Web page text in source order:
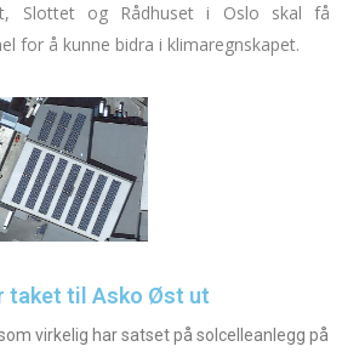
Slottet og Rådhuset i Oslo skal få
for å kunne bidra i klimaregnskapet.
taket til Asko Øst ut
virkelig har satset på solcelleanlegg på